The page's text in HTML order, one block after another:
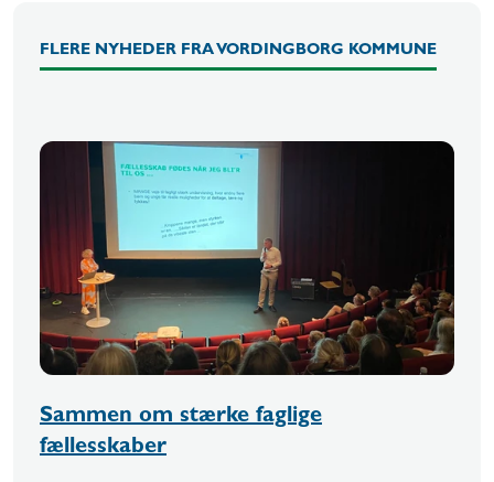
FLERE NYHEDER FRA VORDINGBORG KOMMUNE
Sammen om stærke faglige
fællesskaber